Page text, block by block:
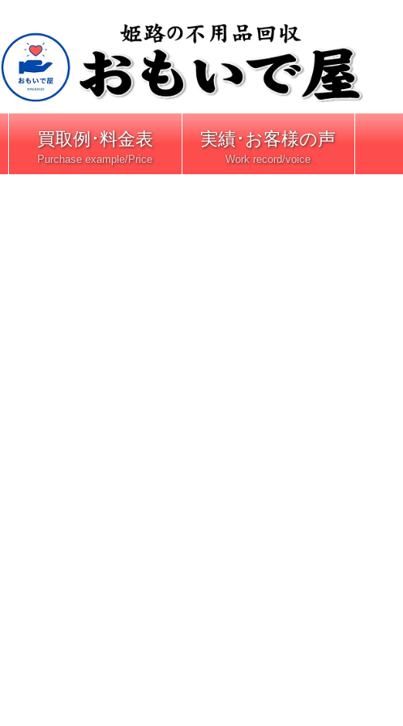
買取例･料金表 実績･お客様の声